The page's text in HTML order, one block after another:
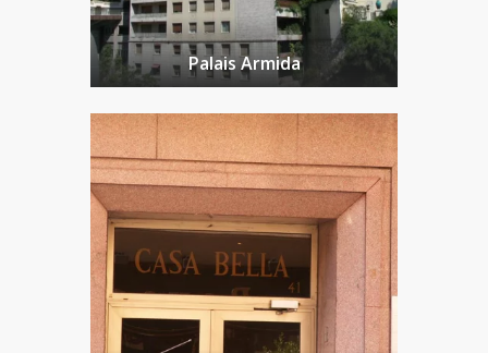
Palais Armida